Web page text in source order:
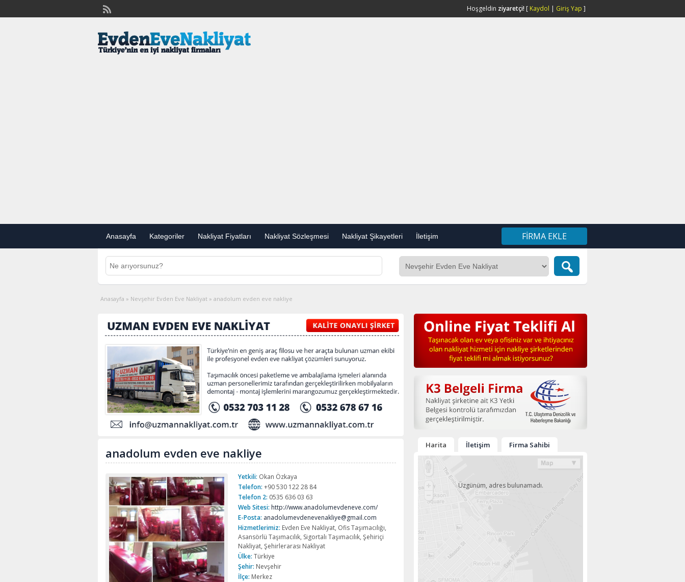
Hoşgeldin ziyaretçi! [ Kaydol | Giriş Yap ]
Anasayfa Kategoriler Nakliyat Fiyatları Nakliyat Sözleşmesi Nakliyat Şikayetleri İletişim FIRMA EKLE
Anasayfa » Nevşehir Evden Eve Nakliyat » anadolum evden eve nakliye
anadolum evden eve nakliye
Yetkili: Okan Özkaya
Telefon: +90 530 122 28 84
Telefon 2: 0535 636 03 63
Web Sitesi: http://www.anadolumevdeneve.com/
E-Posta: anadolumevdenevenakliye@gmail.com
Hizmetlerimiz: Evden Eve Nakliyat, Ofis Taşımacılığı,
Asansörlü Taşımacılık, Sigortalı Taşımacılık, Şehiriçi
Nakliyat, Şehirlerarası Nakliyat
Ülke: Türkiye
Şehir: Nevşehir
İlçe: Merkez
Harita İletişim Firma Sahibi
Üzgünüm, adres bulunamadı.